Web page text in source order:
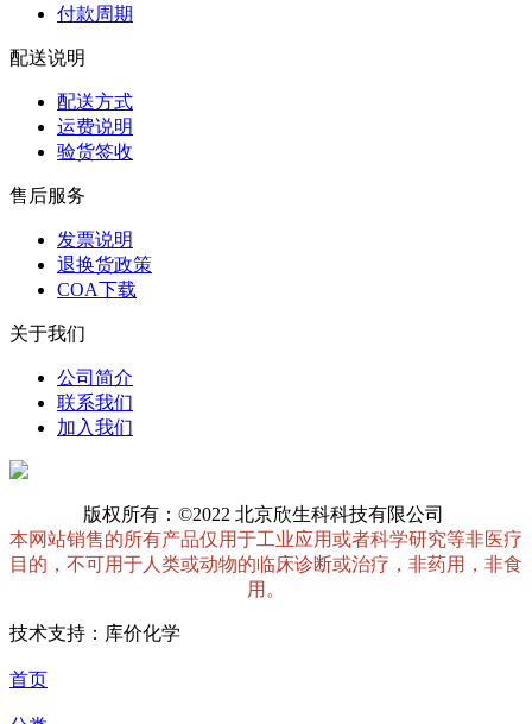
付款周期
配送说明
配送方式
运费说明
验货签收
售后服务
发票说明
退换货政策
COA下载
关于我们
公司简介
联系我们
加入我们
版权所有：©2022 北京欣生科科技有限公司
本网站销售的所有产品仅用于工业应用或者科学研究等非医疗
目的，不可用于人类或动物的临床诊断或治疗，非药用，非食
用。
技术支持：库价化学
首页